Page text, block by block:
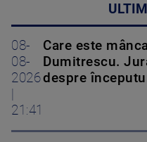
08-
08-
2026
|
21:41
Care este
Dumitrescu.
despre